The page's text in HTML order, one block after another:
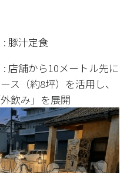
: 豚汁定食
: 店舗から10メートル先に
ス（約8坪）を活用し、
飲み」を展開